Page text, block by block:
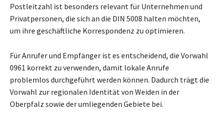
Postleitzahl ist besonders relevant für Unternehmen und
Privatpersonen, die sich an die DIN 5008 halten möchten,
um ihre geschäftliche Korrespondenz zu optimieren.
Für Anrufer und Empfänger ist es entscheidend, die Vorwahl
0961 korrekt zu verwenden, damit lokale Anrufe
problemlos durchgeführt werden können. Dadurch trägt die
Vorwahl zur regionalen Identität von Weiden in der
Oberpfalz sowie der umliegenden Gebiete bei.